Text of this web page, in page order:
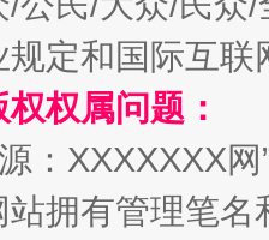
你上场
定和国际互
权属问题：
：XXXXXXX
站拥有管理笔